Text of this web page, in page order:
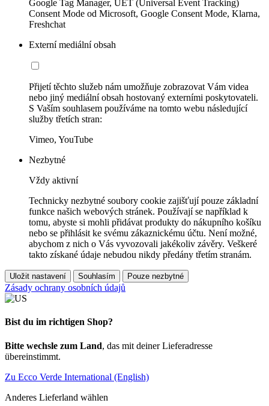
Google Tag Manager, UET (Universal Event Tracking)
Consent Mode od Microsoft, Google Consent Mode, Klarna,
Freshchat
Externí mediální obsah
Přijetí těchto služeb nám umožňuje zobrazovat Vám videa
nebo jiný mediální obsah hostovaný externími poskytovateli.
S Vaším souhlasem používáme na tomto webu následující
služby třetích stran:
Vimeo, YouTube
Nezbytné
Vždy aktivní
Technicky nezbytné soubory cookie zajišťují pouze základní
funkce našich webových stránek. Používají se například k
tomu, abyste si mohli přidávat produkty do nákupního košíku
nebo se přihlásit ke svému zákaznickému účtu. Není možné,
abychom z nich o Vás vyvozovali jakékoliv závěry. Veškeré
takto získané údaje nebudou nikdy předány třetím stranám.
Uložit nastavení Souhlasím Pouze nezbytné
Zásady ochrany osobních údajů
Bist du im richtigen Shop?
Bitte wechsle zum Land, das mit deiner Lieferadresse
übereinstimmt.
Zu Ecco Verde International (English)
Anderes Lieferland wählen